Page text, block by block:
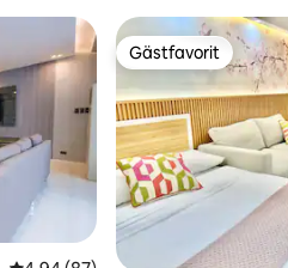
Gästfavorit
Gästfavorit